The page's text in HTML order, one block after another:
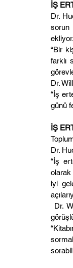
İŞ
Dr.
sorun
ekliyor.
“Bir
farklı
Dr.
“İş
günü
İŞ
Dr.
“İş
olarak
iyi
Dr.